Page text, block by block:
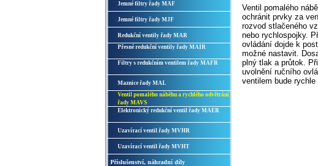
Jemné filtry řady MAF
Jemné filtry řady MJF
Redukční ventily řady MAR
Přesné redukční ventily řady MAIR
Filtry s redukčním ventilem řady MAFR
Maznice řady MAL
Ventil pomalého náběhu a rychlého odvětrání
řady MAVS
Elektronický redukční ventil řady MAER
Uzavírací ventil řady MVHR
Uzavírací ventil řady MVHT
Příslušenství, náhradní díly
Ventil pomalého
ochránit prvky za
rozvod stlačeného
nebo rychlospojky.
ovládání dojde k
možné nastavit.
plný tlak a průtok.
uvolnění ručního
ventilem bude rychle